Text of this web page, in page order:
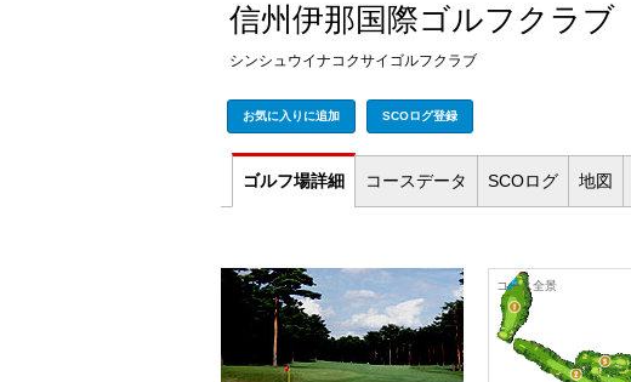
信州伊那国際ゴルフクラブ
シンシュウイナコクサイゴルフクラブ
お気に入りに追加 SCOログ登録
ゴルフ場詳細 コースデータ SCOログ 地図
コース全景